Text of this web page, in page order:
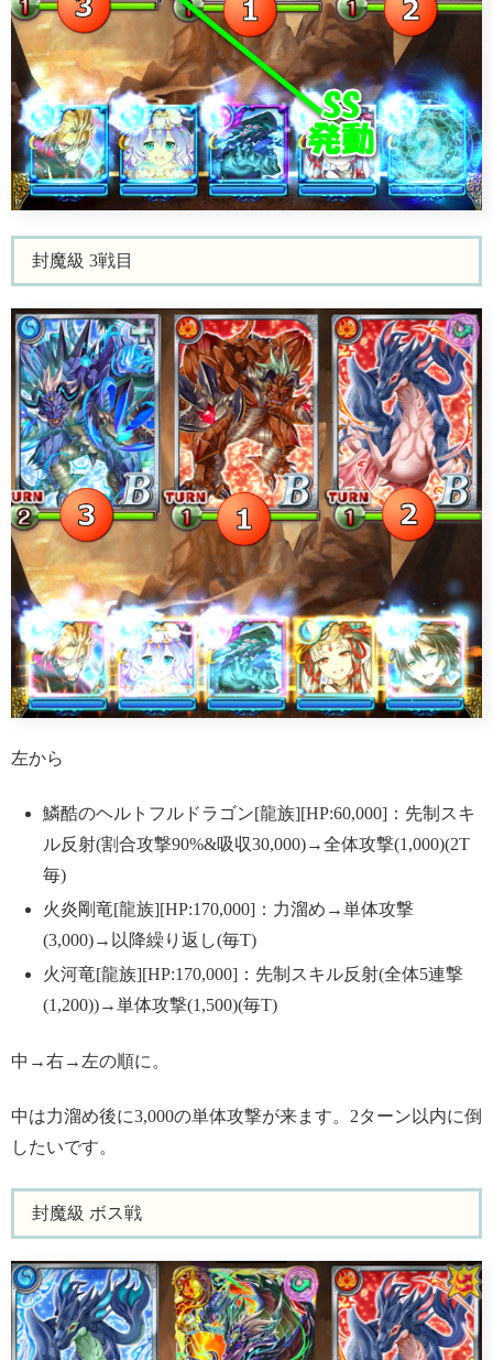
封魔級 3戦目
左から
鱗酷のヘルトフルドラゴン[龍族][HP:60,000]：先制スキ
ル反射(割合攻撃90%&吸収30,000)→全体攻撃(1,000)(2T
毎)
火炎剛竜[龍族][HP:170,000]：力溜め→単体攻撃
(3,000)→以降繰り返し(毎T)
火河竜[龍族][HP:170,000]：先制スキル反射(全体5連撃
(1,200))→単体攻撃(1,500)(毎T)
中→右→左の順に。
中は力溜め後に3,000の単体攻撃が来ます。2ターン以内に倒
したいです。
封魔級 ボス戦